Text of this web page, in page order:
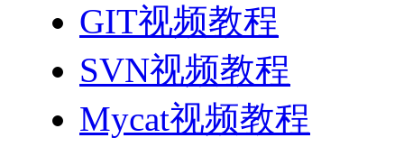
GIT视频教程
SVN视频教程
Mycat视频教程